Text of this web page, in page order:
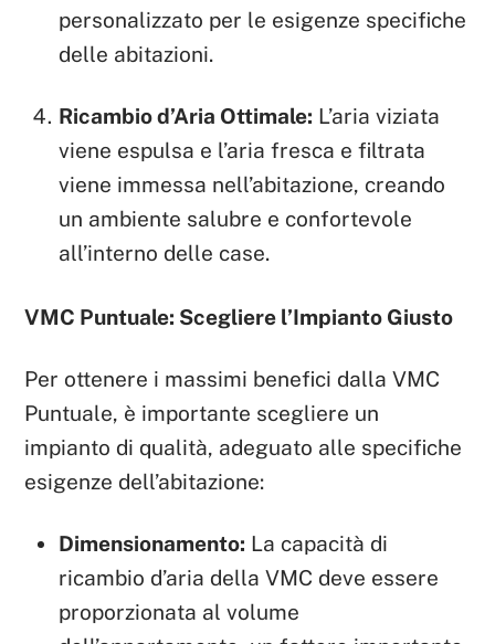
personalizzato per le esigenze specifiche
delle abitazioni.
Ricambio d’Aria Ottimale: L’aria viziata
viene espulsa e l’aria fresca e filtrata
viene immessa nell’abitazione, creando
un ambiente salubre e confortevole
all’interno delle case.
VMC Puntuale: Scegliere l’Impianto Giusto
Per ottenere i massimi benefici dalla VMC
Puntuale, è importante scegliere un
impianto di qualità, adeguato alle specifiche
esigenze dell’abitazione:
Dimensionamento: La capacità di
ricambio d’aria della VMC deve essere
proporzionata al volume